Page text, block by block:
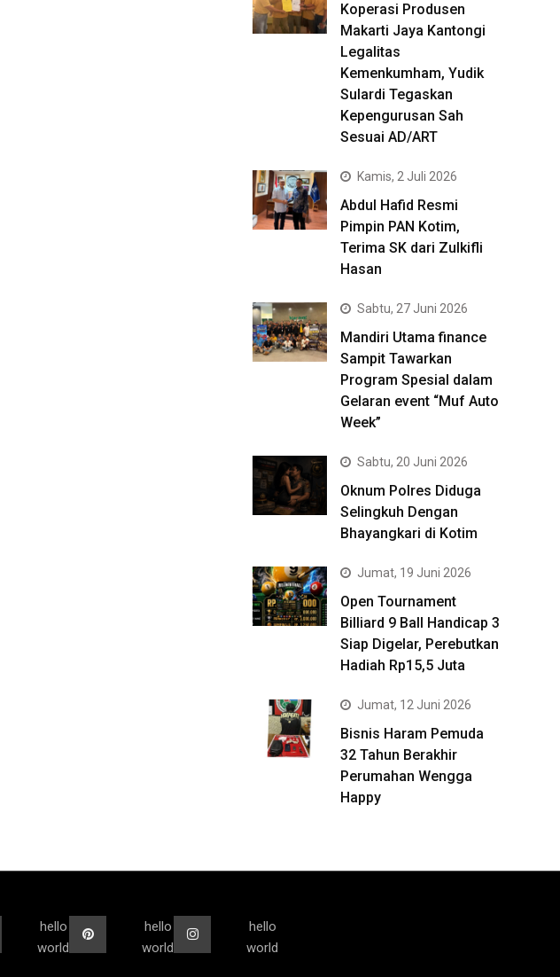
Koperasi Produsen
Makarti Jaya Kantongi
Legalitas
Kemenkumham, Yudik
Sulardi Tegaskan
Kepengurusan Sah
Sesuai AD/ART
Kamis, 2 Juli 2026
Abdul Hafid Resmi
Pimpin PAN Kotim,
Terima SK dari Zulkifli
Hasan
Sabtu, 27 Juni 2026
Mandiri Utama finance
Sampit Tawarkan
Program Spesial dalam
Gelaran event “Muf Auto
Week”
Sabtu, 20 Juni 2026
Oknum Polres Diduga
Selingkuh Dengan
Bhayangkari di Kotim
Jumat, 19 Juni 2026
Open Tournament
Billiard 9 Ball Handicap 3
Siap Digelar, Perebutkan
Hadiah Rp15,5 Juta
Jumat, 12 Juni 2026
Bisnis Haram Pemuda
32 Tahun Berakhir
Perumahan Wengga
Happy
hello
world
hello
world
hello
world